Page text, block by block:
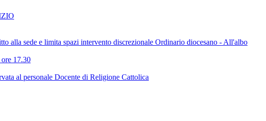
sede e limita spazi intervento discrezionale Ordinario diocesano - All'albo
17.30
al personale Docente di Religione Cattolica